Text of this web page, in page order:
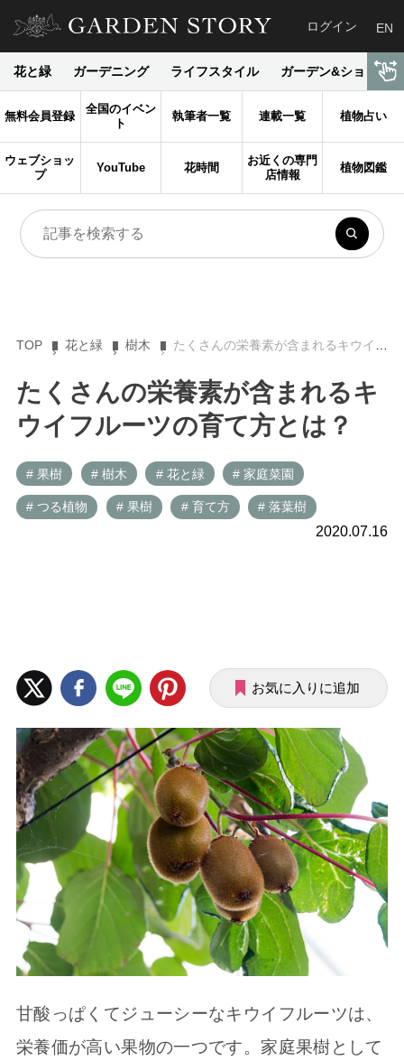
ログイン EN
花と緑 ガーデニング ライフスタイル ガーデン&ショップ
無料会員登録
全国のイベン
ト
執筆者一覧 連載一覧 植物占い
ウェブショッ
プ
YouTube 花時間
お近くの専門
店情報
植物図鑑
TOP 花と緑 樹木 たくさんの栄養素が含まれるキウイフルーツの育て方とは？
たくさんの栄養素が含まれるキ
ウイフルーツの育て方とは？
# 果樹 # 樹木 # 花と緑 # 家庭菜園
# つる植物 # 果樹 # 育て方 # 落葉樹
2020.07.16
お気に入りに追加
甘酸っぱくてジューシーなキウイフルーツは、
栄養価が高い果物の一つです。家庭果樹として